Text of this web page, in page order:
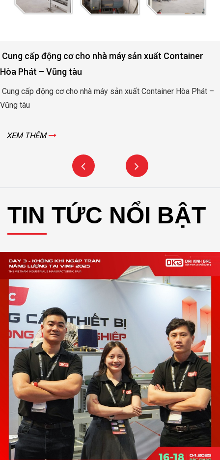
sản xuất Container
Container Hòa Phát –
Động cơ nâng hạ cửa đập
Động cơ nâng hạ cửa đập thủy
TIN TỨC NỔI BẬT